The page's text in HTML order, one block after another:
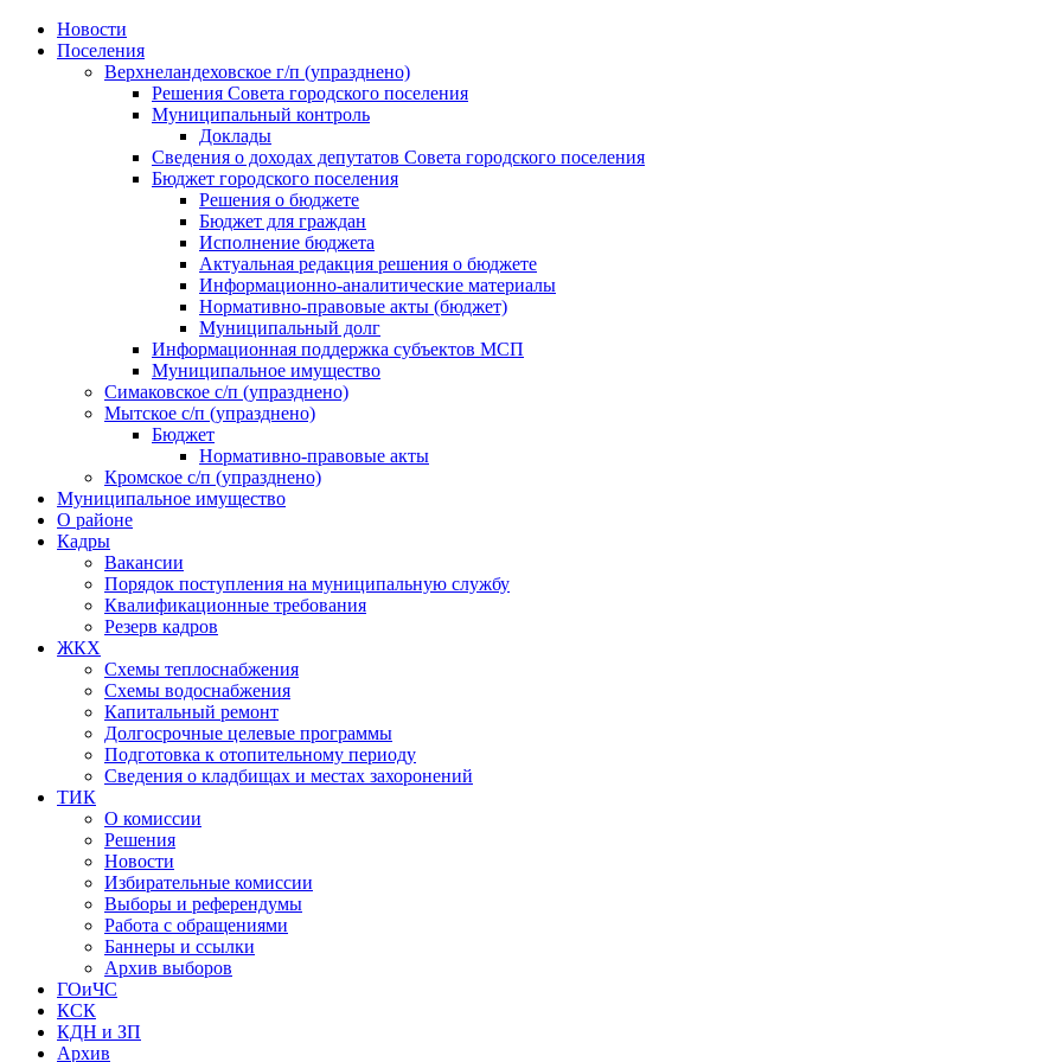
Skip
Новости
Поселения
Верхнеландеховское г/п (упразднено)
Решения Совета городского поселения
Муниципальный контроль
Доклады
Сведения о доходах депутатов Совета городского поселения
Бюджет городского поселения
Решения о бюджете
Бюджет для граждан
Исполнение бюджета
Актуальная редакция решения о бюджете
Информационно-аналитические материалы
Нормативно-правовые акты (бюджет)
Муниципальный долг
Информационная поддержка субъектов МСП
Муниципальное имущество
Симаковское с/п (упразднено)
Мытское с/п (упразднено)
Бюджет
Нормативно-правовые акты
Кромское с/п (упразднено)
Муниципальное имущество
О районе
Кадры
Вакансии
Порядок поступления на муниципальную службу
Квалификационные требования
Резерв кадров
ЖКХ
Схемы теплоснабжения
Схемы водоснабжения
Капитальный ремонт
Долгосрочные целевые программы
Подготовка к отопительному периоду
Сведения о кладбищах и местах захоронений
ТИК
О комиссии
Решения
Новости
Избирательные комиссии
Выборы и референдумы
Работа с обращениями
Баннеры и ссылки
Архив выборов
ГОиЧС
КСК
КДН и ЗП
Архив